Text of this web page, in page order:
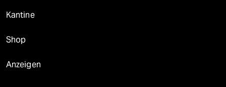
Kantine
Shop
Anzeigen